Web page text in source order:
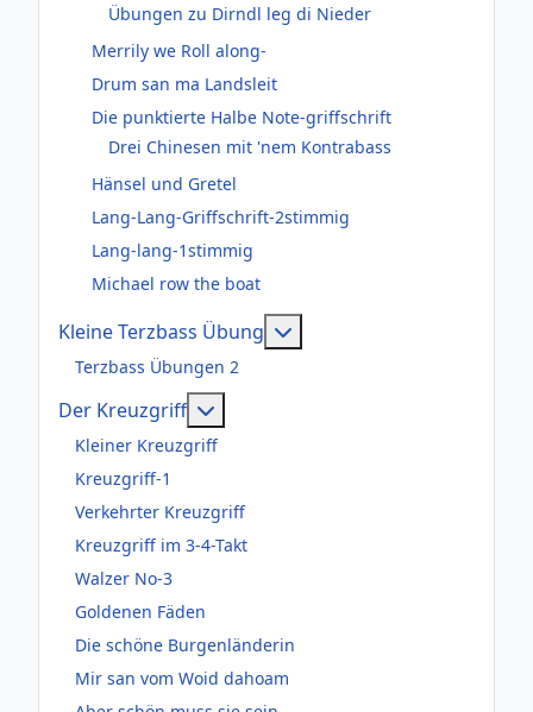
Übungen zu Dirndl leg di Nieder
Merrily we Roll along-
Drum san ma Landsleit
Die punktierte Halbe Note-griffschrift
Drei Chinesen mit 'nem Kontrabass
Hänsel und Gretel
Lang-Lang-Griffschrift-2stimmig
Lang-lang-1stimmig
Michael row the boat
Kleine Terzbass Übung
Terzbass Übungen 2
Der Kreuzgriff
Kleiner Kreuzgriff
Kreuzgriff-1
Verkehrter Kreuzgriff
Kreuzgriff im 3-4-Takt
Walzer No-3
Goldenen Fäden
Die schöne Burgenländerin
Mir san vom Woid dahoam